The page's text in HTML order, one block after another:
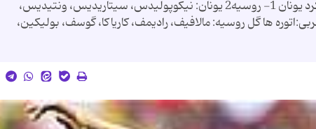
جدول روز نهم جام یورو 2004 یونان باخت و صعود کرد یونان 1- روسیه2 یونان: نیکوپولیدس، سیتاریدیس، ونتیدیس،
ها گل روسیه: مالافیف، رادیمف، کاریاکا، گوسف، بولیکین،